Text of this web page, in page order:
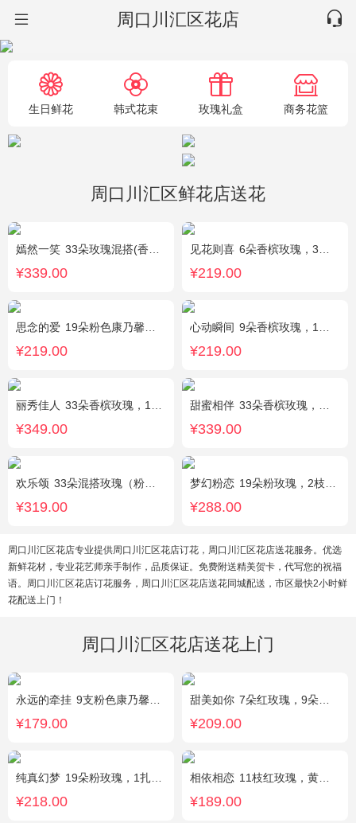
周口川汇区花店
生日鲜花 韩式花束 玫瑰礼盒 商务花篮
周口川汇区鲜花店送花
嫣然一笑 33朵玫瑰混搭(香槟玫瑰+红玫瑰)，桔梗、配花、绿叶
¥339.00
见花则喜 6朵香槟玫瑰，3朵向日葵，桔梗、绿叶搭配
¥219.00
思念的爱 19朵粉色康乃馨，尤加利搭配
¥219.00
心动瞬间 9朵香槟玫瑰，1个蓝色绣球，1支多头白百合，桔梗、绿叶搭配
¥219.00
丽秀佳人 33朵香槟玫瑰，1条灯带，桔梗、绿叶搭配
¥349.00
甜蜜相伴 33朵香槟玫瑰，配花、绿叶搭配
¥339.00
欢乐颂 33朵混搭玫瑰（粉玫瑰+香槟玫瑰），白色满天星环绕
¥319.00
梦幻粉恋 19朵粉玫瑰，2枝白色香水百合、尤加利叶搭配
¥288.00
周口川汇区花店专业提供周口川汇区花店订花，周口川汇区花店送花服务。优选
新鲜花材，专业花艺师亲手制作，品质保证。免费附送精美贺卡，代写您的祝福
语。周口川汇区花店订花服务，周口川汇区花店送花同城配送，市区最快2小时鲜
花配送上门！
周口川汇区花店送花上门
永远的牵挂 9支粉色康乃馨，1支多头白百合，搭配黄莺、满天星。
¥179.00
甜美如你 7朵红玫瑰，9朵戴安娜粉玫瑰，白色满天星丰满间插，尤加利搭配
¥209.00
纯真幻梦 19朵粉玫瑰，1扎满天星间插丰满
¥218.00
相依相恋 11枝红玫瑰，黄莺、满天星适量点缀，另加2只可爱小熊公仔。(小熊以实物为准)
¥189.00